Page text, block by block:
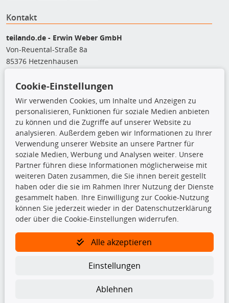
Kontakt
teilando.de - Erwin Weber GmbH
Von-Reuental-Straße 8a
85376 Hetzenhausen
shop@teilando.de
Top Produkte
Beleuchtung
Bremsbeläge
Bremsscheiben
Kupplungssatz
Querlenker
Radlager
Stoßdämpfer
TecDoc Inside
Cookie-Einstellungen
Wir verwenden Cookies, um Inhalte und Anzeigen zu
personalisieren, Funktionen für soziale Medien anbieten
zu können und die Zugriffe auf unserer Website zu
analysieren. Außerdem geben wir Informationen zu Ihrer
Verwendung unserer Website an unsere Partner für
soziale Medien, Werbung und Analysen weiter. Unsere
Partner führen diese Informationen möglicherweise mit
weiteren Daten zusammen, die Sie ihnen bereit gestellt
haben oder die sie im Rahmen Ihrer Nutzung der Dienste
gesammelt haben. Ihre Einwilligung zur Cookie-Nutzung
können Sie jederzeit wieder in der Datenschutzerklärung
oder über die Cookie-Einstellungen widerrufen.
Alle akzeptieren
Einstellungen
Ablehnen